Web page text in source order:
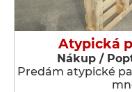
Atypická
Nákup /
Predám atypické